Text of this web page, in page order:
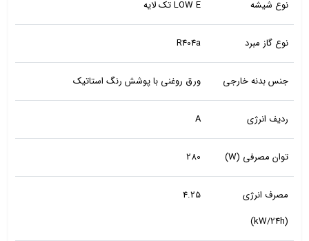
نوع شیشه LOW E تک لایه
نوع گاز مبرد R404a
جنس بدنه خارجی ورق روغنی با پوشش رنگ استاتیک
ردیف انرژی A
توان مصرفی (W) 280
مصرف انرژی
(kW/24h)
4.25